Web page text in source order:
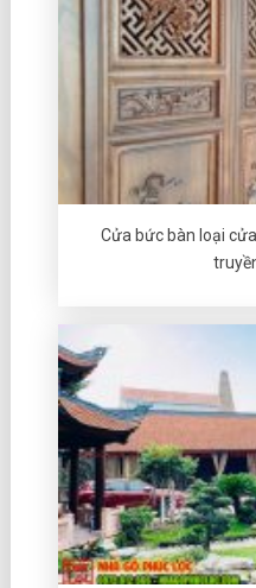
Cửa bức bàn loại